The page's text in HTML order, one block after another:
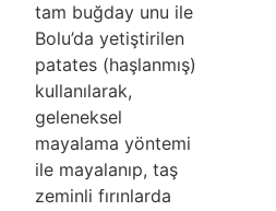
tam buğday unu ile
Bolu’da yetiştirilen
patates (haşlanmış)
kullanılarak,
geleneksel
mayalama yöntemi
ile mayalanıp, taş
zeminli fırınlarda